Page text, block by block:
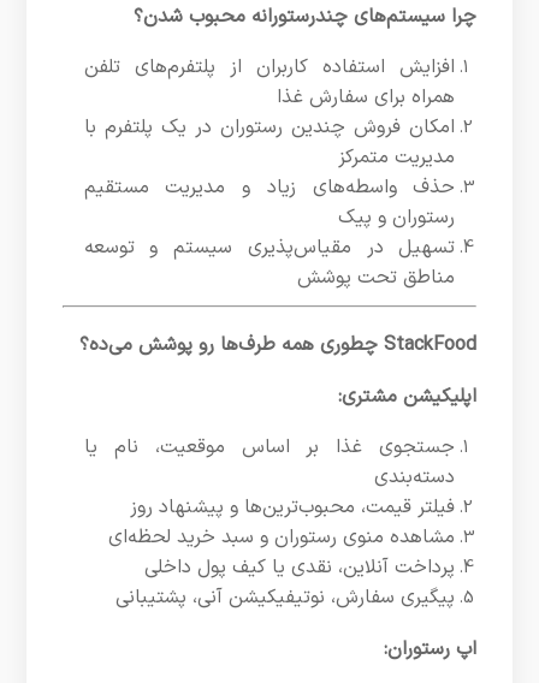
چرا سیستم‌های چندرستورانه محبوب شدن؟
افزایش استفاده کاربران از پلتفرم‌های تلفن
همراه برای سفارش غذا
امکان فروش چندین رستوران در یک پلتفرم با
مدیریت متمرکز
حذف واسطه‌های زیاد و مدیریت مستقیم
رستوران و پیک
تسهیل در مقیاس‌پذیری سیستم و توسعه
مناطق تحت پوشش
StackFood چطوری همه طرف‌ها رو پوشش می‌ده؟
اپلیکیشن مشتری:
جستجوی غذا بر اساس موقعیت، نام یا
دسته‌بندی
فیلتر قیمت، محبوب‌ترین‌ها و پیشنهاد روز
مشاهده منوی رستوران و سبد خرید لحظه‌ای
پرداخت آنلاین، نقدی یا کیف پول داخلی
پیگیری سفارش، نوتیفیکیشن آنی، پشتیبانی
اپ رستوران: